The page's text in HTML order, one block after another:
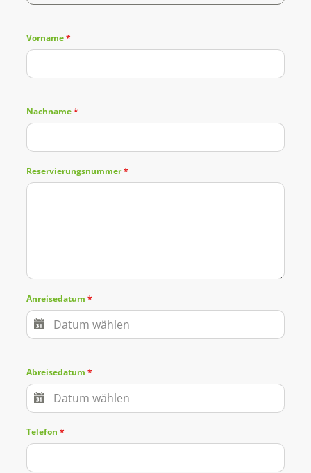
Vorname*
Nachname*
Reservierungsnummer*
Anreisedatum *
Abreisedatum *
Telefon *